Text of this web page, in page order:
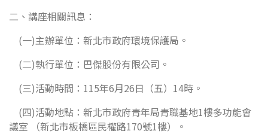
二、講座相關訊息：
(一)主辦單位：新北市政府環境保護局。
(二)執行單位：巴傑股份有限公司。
(三)活動時間：115年6月26日（五）14時。
(四)活動地點：新北市政府青年局青職基地1樓多功能會
議室 （新北市板橋區民權路170號1樓）。